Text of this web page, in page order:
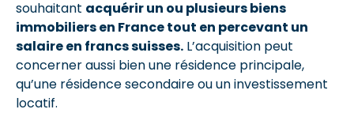
souhaitant acquérir un ou plusieurs biens
immobiliers en France tout en percevant un
salaire en francs suisses. L’acquisition peut
concerner aussi bien une résidence principale,
qu’une résidence secondaire ou un investissement
locatif.